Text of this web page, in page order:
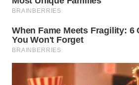
PAKPAK
WN
KARAWANG